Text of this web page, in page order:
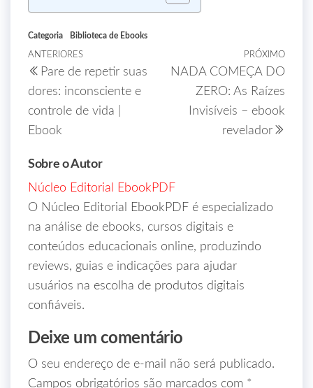
Categoria Biblioteca de Ebooks
ANTERIORES
Pare de repetir suas
dores: inconsciente e
controle de vida |
Ebook
PRÓXIMO
NADA COMEÇA DO
ZERO: As Raízes
Invisíveis – ebook
revelador
Sobre o Autor
Núcleo Editorial EbookPDF
O Núcleo Editorial EbookPDF é especializado
na análise de ebooks, cursos digitais e
conteúdos educacionais online, produzindo
reviews, guias e indicações para ajudar
usuários na escolha de produtos digitais
confiáveis.
Deixe um comentário
O seu endereço de e-mail não será publicado.
Campos obrigatórios são marcados com *